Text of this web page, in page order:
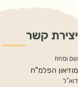
יצירת קשר
שם ומחוז
מוזיאון הפלמ"ח
דוא"ל